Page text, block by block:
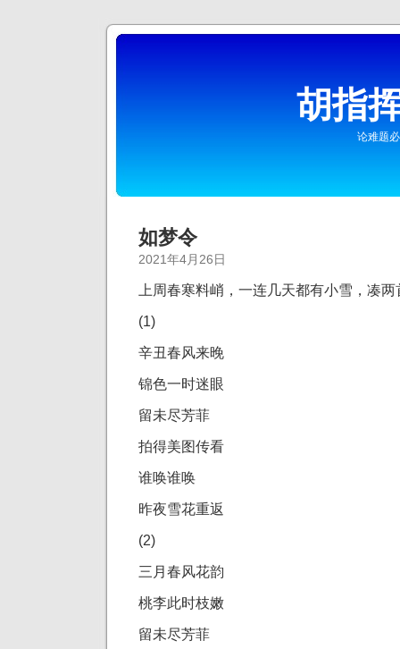
胡指
论难题
如梦令
2021年4月26日
上周春寒料峭，一连几天都有小雪，凑
(1)
辛丑春风来晚
锦色一时迷眼
留未尽芳菲
拍得美图传看
谁唤谁唤
昨夜雪花重返
(2)
三月春风花韵
桃李此时枝嫩
留未尽芳菲